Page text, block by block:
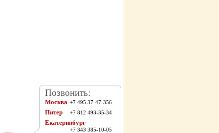
Позвонить:
Москва +7 495 37-47-356
Питер +7 812 493-35-34
Екатеринбург
+7 343 385-10-05